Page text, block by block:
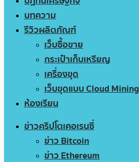
บทความ
รีวิวผลิตภัณฑ์
เว็บซื้อขาย
กระเป๋าเก็บเหรียญ
เครื่องขุด
เว็บขุดแบบ Cloud Mining
ห้องเรียน
ข่าวคริปโตเคอเรนซี่
ข่าว Bitcoin
ข่าว Ethereum